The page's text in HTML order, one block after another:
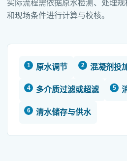
实际流程需依据原水检测、处理
和现场条件进行计算与校核。
原水调节 混凝剂投
多介质过滤或超滤
清水储存与供水